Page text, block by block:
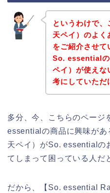
というわけで
天ペイ）のよく
をご紹介させて
So. essential
ペイ）が使えな
考にしていただ
多分、今、こちらのページ
essentialの商品に興味が
天ペイ）がSo. essentialの
てしまって困っている人だ
だから、【So. essential